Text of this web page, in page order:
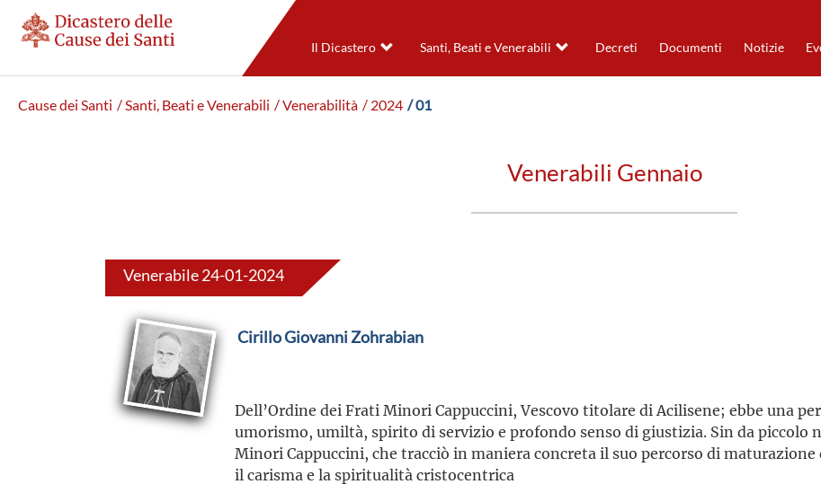
Il Dicastero Santi, Beati e Venerabili Decreti Documenti Notizie
Cause dei Santi / Santi, Beati e Venerabili / Venerabilità / 2024 / 01
Venerabili Gennaio
Venerabile 24-01-2024
Cirillo Giovanni Zohrabian
Dell’Ordine dei Frati Minori Cappuccini, Vescovo titolare di Acilisene; ebbe una
umorismo, umiltà, spirito di servizio e profondo senso di giustizia. Sin da piccolo
Minori Cappuccini, che tracciò in maniera concreta il suo percorso di
il carisma e la spiritualità cristocentrica